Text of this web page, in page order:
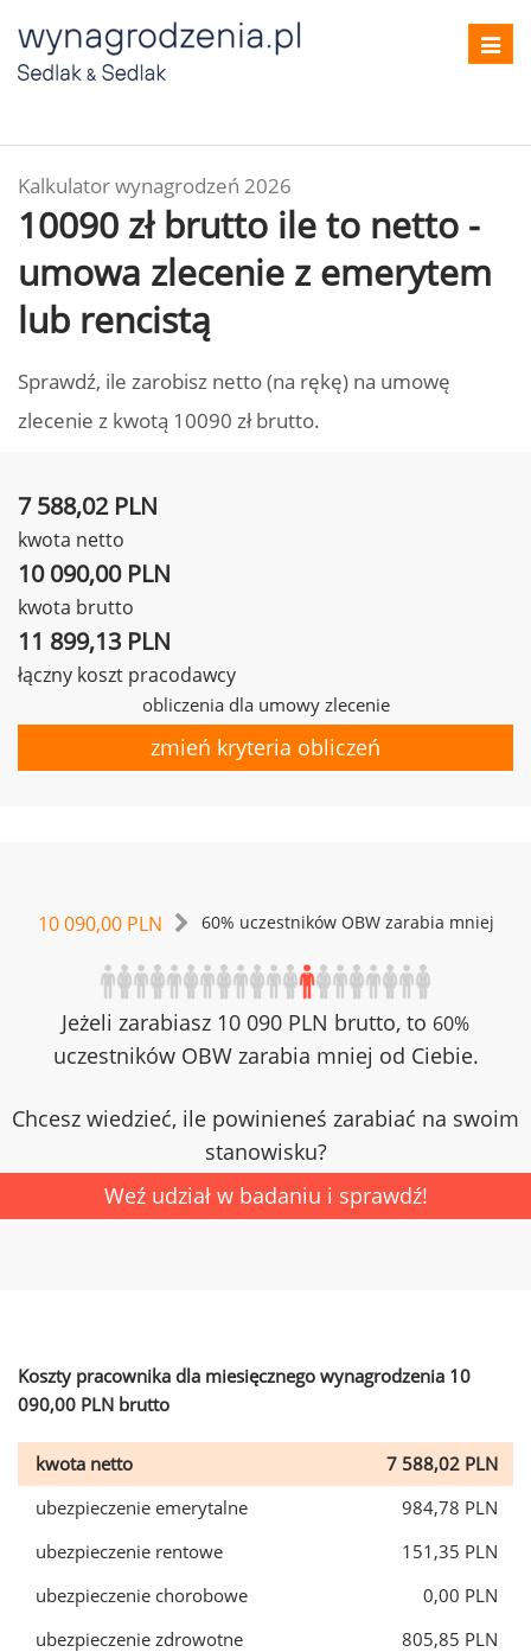
Kalkulator wynagrodzeń 2026
10090 zł brutto ile to netto -
umowa zlecenie z emerytem
lub rencistą
Sprawdź, ile zarobisz netto (na rękę) na umowę
zlecenie z kwotą 10090 zł brutto.
7 588,02 PLN
kwota netto
10 090,00 PLN
kwota brutto
11 899,13 PLN
łączny koszt pracodawcy
obliczenia dla umowy zlecenie
zmień kryteria obliczeń
10 090,00 PLN 60% uczestników OBW zarabia mniej
Jeżeli zarabiasz 10 090 PLN brutto, to 60%
uczestników OBW zarabia mniej od Ciebie.
Chcesz wiedzieć, ile powinieneś zarabiać na swoim
stanowisku?
Weź udział w badaniu i sprawdź!
Koszty pracownika dla miesięcznego wynagrodzenia 10
090,00 PLN brutto
kwota netto
7 588,02 PLN
ubezpieczenie emerytalne
984,78 PLN
ubezpieczenie rentowe
151,35 PLN
ubezpieczenie chorobowe
0,00 PLN
ubezpieczenie zdrowotne
805,85 PLN